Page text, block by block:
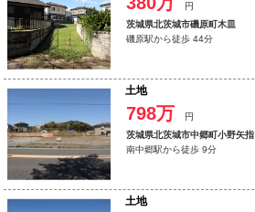
円
茨城県北茨城市磯原町木皿
磯原駅から徒歩 44分
土地
798万
円
茨城県北茨城市中郷町小野矢指
南中郷駅から徒歩 9分
土地